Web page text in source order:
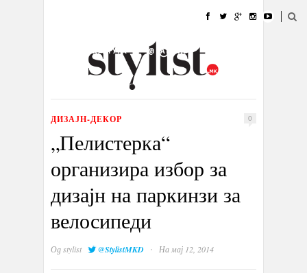
УБАВИНА
КУЛТУРА @РАБОТА
ИЗЛОГ
ДИЗАЈН-ДЕКОР 0
„Пелистерка“
организира избор за
дизајн на паркинзи за
велосипеди
Одstylist @StylistMKD · На мај 12, 2014